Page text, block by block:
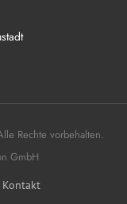
Rechte vorbehalten.
GmbH
Kontakt